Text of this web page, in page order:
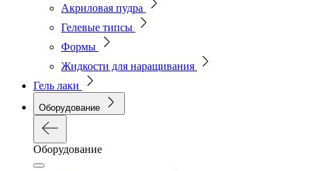
Акриловая пудра
Гелевые типсы
Формы
Жидкости для наращивания
Гель лаки
Оборудование
Оборудование